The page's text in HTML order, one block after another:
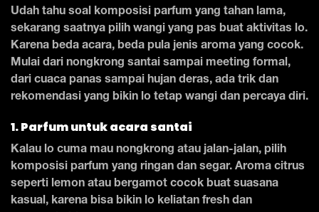
Udah tahu soal komposisi parfum yang tahan lama,
sekarang saatnya pilih wangi yang pas buat aktivitas lo.
Karena beda acara, beda pula jenis aroma yang cocok.
Mulai dari nongkrong santai sampai meeting formal,
dari cuaca panas sampai hujan deras, ada trik dan
rekomendasi yang bikin lo tetap wangi dan percaya diri.
1. Parfum untuk acara santai
Kalau lo cuma mau nongkrong atau jalan-jalan, pilih
komposisi parfum yang ringan dan segar. Aroma citrus
seperti lemon atau bergamot cocok buat suasana
kasual, karena bisa bikin lo keliatan fresh dan